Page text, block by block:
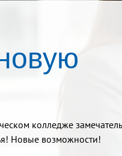
колледже
Новые возможности!